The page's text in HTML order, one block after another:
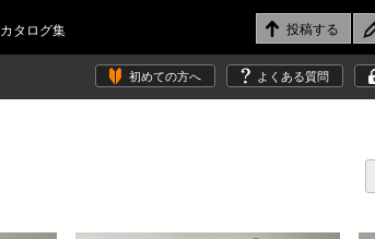
カタログ集
初めての方へ よくある質問